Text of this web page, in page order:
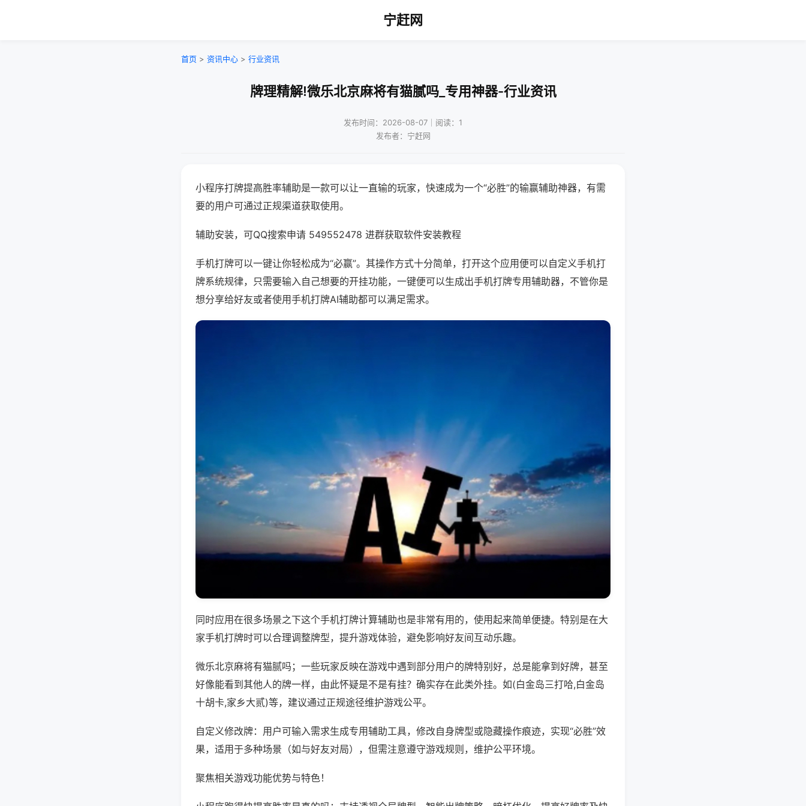
宁赶网
首页 > 资讯中心 > 行业资讯
牌理精解!微乐北京麻将有猫腻吗_专用神器-行业资讯
发布时间：2026-08-07｜阅读：1
发布者：宁赶网
小程序打牌提高胜率辅助是一款可以让一直输的玩家，快速成为一个“必胜”的输赢辅助神器，有需
要的用户可通过正规渠道获取使用。
辅助安装，可QQ搜索申请 549552478 进群获取软件安装教程
手机打牌可以一键让你轻松成为“必赢”。其操作方式十分简单，打开这个应用便可以自定义手机打
牌系统规律，只需要输入自己想要的开挂功能，一键便可以生成出手机打牌专用辅助器，不管你是
想分享给好友或者使用手机打牌AI辅助都可以满足需求。
同时应用在很多场景之下这个手机打牌计算辅助也是非常有用的，使用起来简单便捷。特别是在大
家手机打牌时可以合理调整牌型，提升游戏体验，避免影响好友间互动乐趣。
微乐北京麻将有猫腻吗；一些玩家反映在游戏中遇到部分用户的牌特别好，总是能拿到好牌，甚至
好像能看到其他人的牌一样，由此怀疑是不是有挂？确实存在此类外挂。如(白金岛三打哈,白金岛
十胡卡,家乡大贰)等，建议通过正规途径维护游戏公平。
自定义修改牌：用户可输入需求生成专用辅助工具，修改自身牌型或隐藏操作痕迹，实现“必胜”效
果，适用于多种场景（如与好友对局），但需注意遵守游戏规则，维护公平环境。
聚焦相关游戏功能优势与特色！